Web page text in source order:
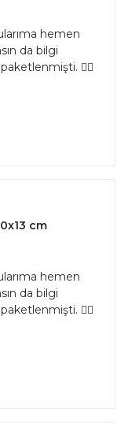
hemen
da bilgi
👌🏻
cm
hemen
da bilgi
👌🏻